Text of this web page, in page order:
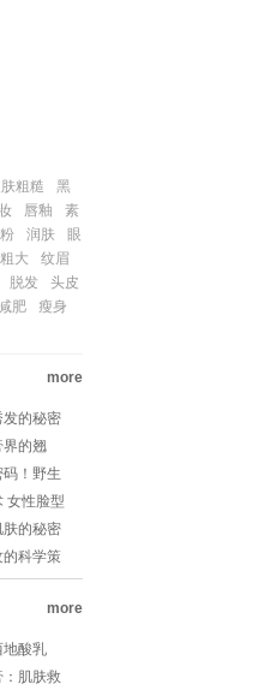
粗糙
黑
唇釉
素
润肤
眼
大
纹眉
脱发
头皮
肥
瘦身
more
发的秘密
界的翘
！！野生
女性脸型
合
肤的秘密
合所有人
的科学策
more
地酸乳
痛故事...
：肌肤救